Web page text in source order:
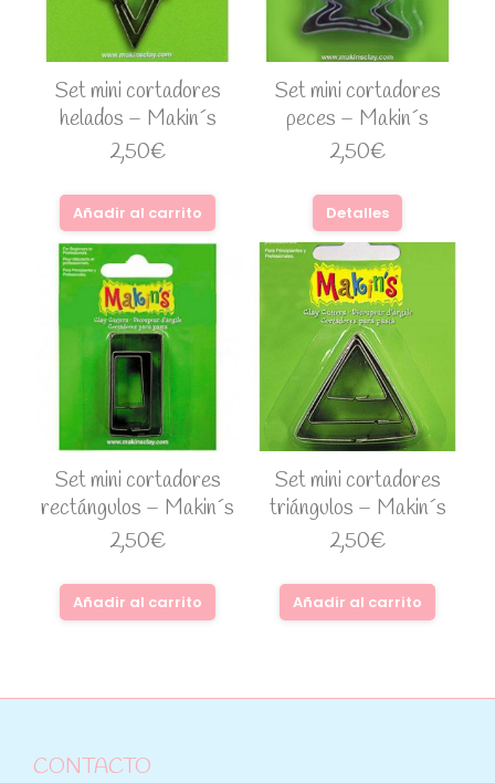
Set mini cortadores
helados – Makin´s
2,50€
Añadir al carrito
Set mini cortadores
peces – Makin´s
2,50€
Detalles
Set mini cortadores
rectángulos – Makin´s
2,50€
Añadir al carrito
Set mini cortadores
triángulos – Makin´s
2,50€
Añadir al carrito
CONTACTO